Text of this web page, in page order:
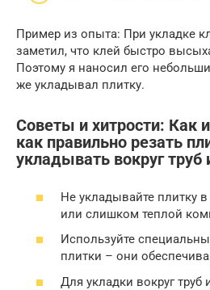
Пример из опыта: При укладке
заметил, что клей быстро
Поэтому я наносил его
же укладывал плитку.
Советы и хитрости: Как
как правильно резать
укладывать вокруг труб
Не укладывайте плитку
или слишком теплой
Используйте
плитки – они
Для укладки вокруг труб